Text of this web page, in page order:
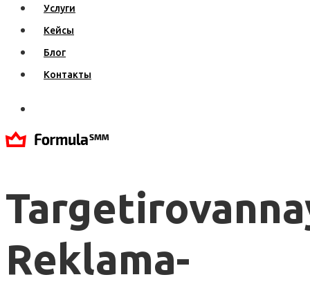
Услуги
Кейсы
Блог
Контакты
Reklama-